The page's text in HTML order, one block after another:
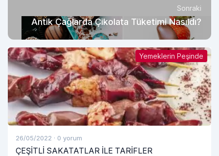
Sonraki
Antik Çağlarda Çikolata Tüketimi Nasıldı?
Yemeklerin Peşinde
26/05/2022 · 0 yorum
ÇEŞİTLİ SAKATATLAR İLE TARİFLER